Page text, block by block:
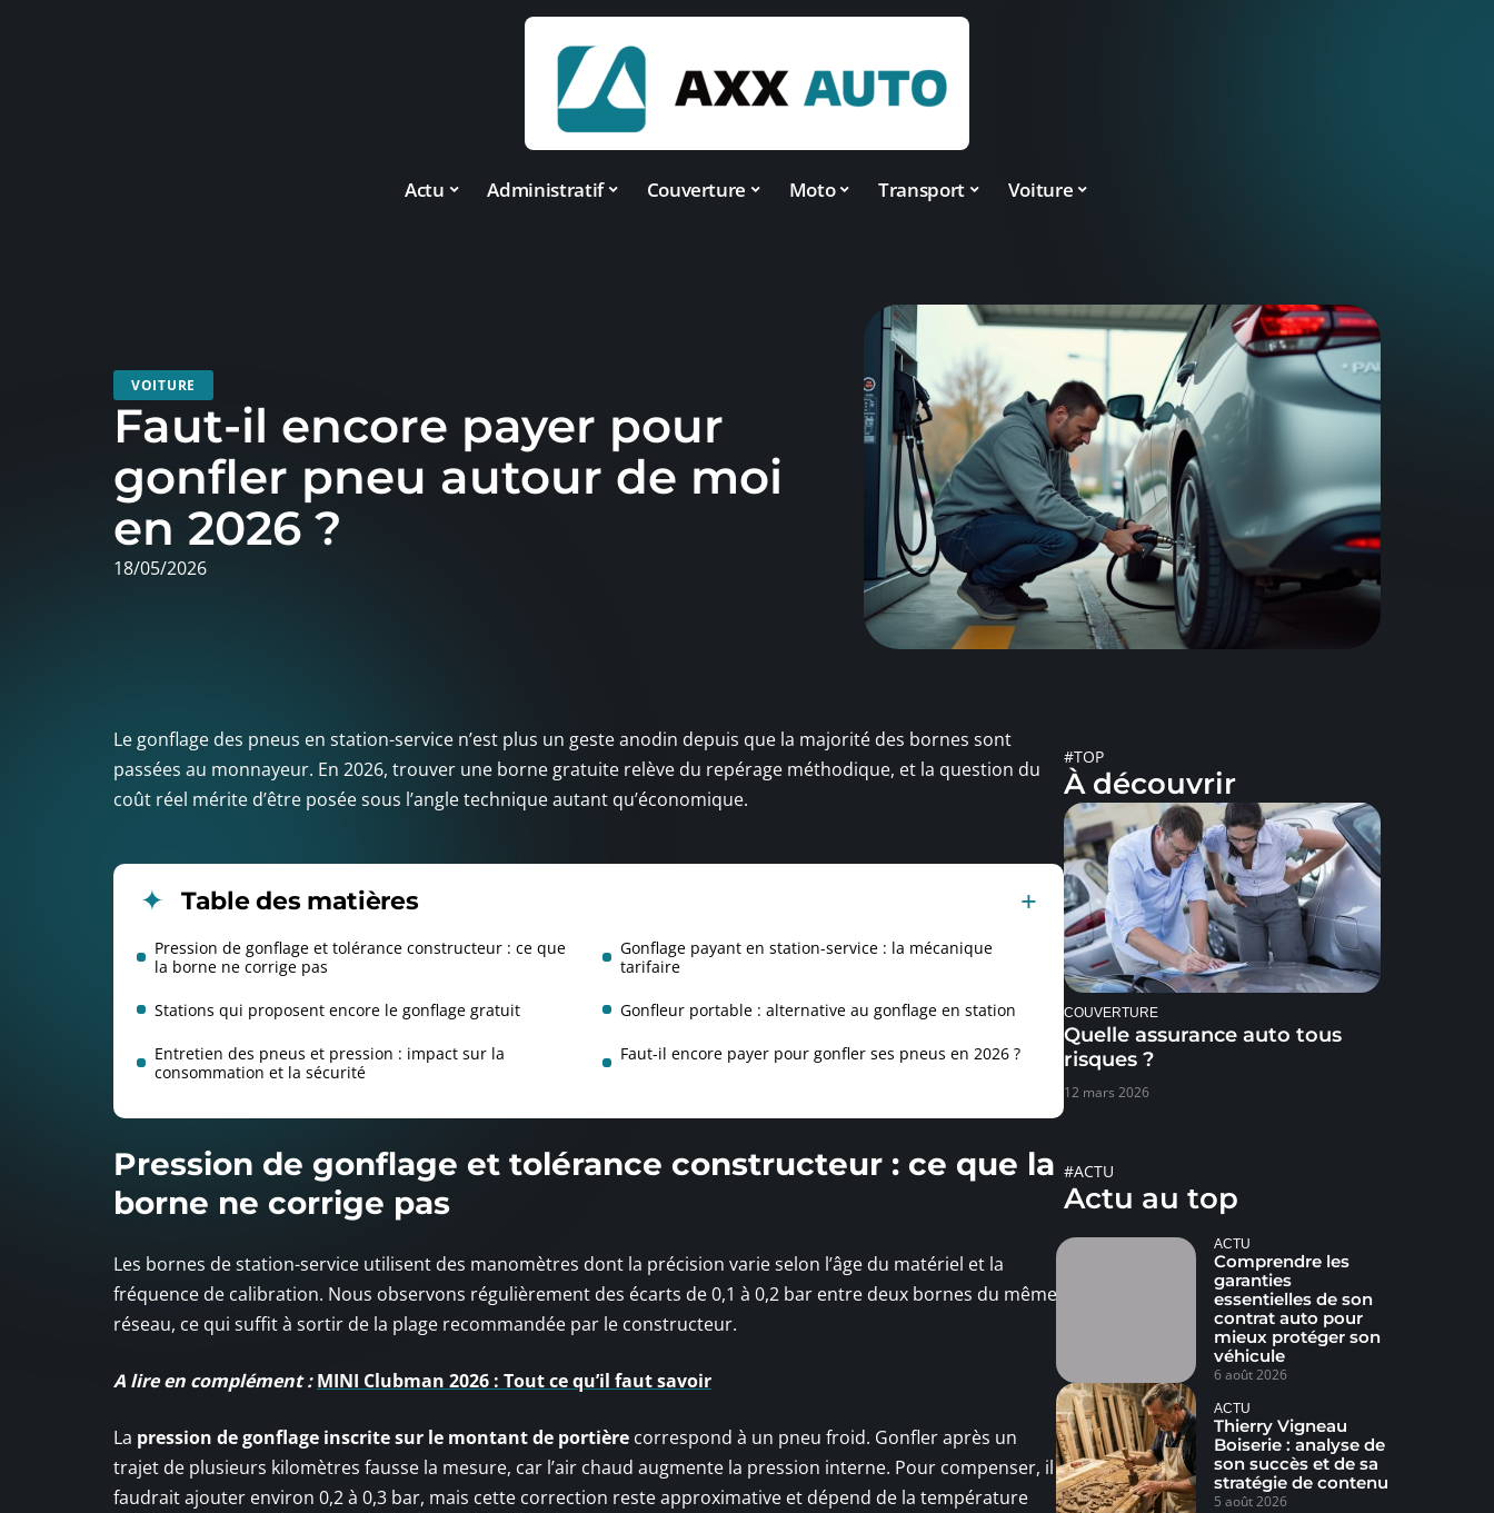
Actu Administratif Couverture Moto Transport Voiture
VOITURE
Faut-il encore payer pour
gonfler pneu autour de moi
en 2026 ?
18/05/2026
Le gonflage des pneus en station-service n’est plus un geste anodin depuis que la majorité des bornes sont
passées au monnayeur. En 2026, trouver une borne gratuite relève du repérage méthodique, et la question du
coût réel mérite d’être posée sous l’angle technique autant qu’économique.
Table des matières
Pression de gonflage et tolérance constructeur : ce que
la borne ne corrige pas
Gonflage payant en station-service : la mécanique
tarifaire
Stations qui proposent encore le gonflage gratuit Gonfleur portable : alternative au gonflage en station
Entretien des pneus et pression : impact sur la
consommation et la sécurité
Faut-il encore payer pour gonfler ses pneus en 2026 ?
Pression de gonflage et tolérance constructeur : ce que la
borne ne corrige pas
Les bornes de station-service utilisent des manomètres dont la précision varie selon l’âge du matériel et la
fréquence de calibration. Nous observons régulièrement des écarts de 0,1 à 0,2 bar entre deux bornes du même
réseau, ce qui suffit à sortir de la plage recommandée par le constructeur.
A lire en complément : MINI Clubman 2026 : Tout ce qu’il faut savoir
La pression de gonflage inscrite sur le montant de portière correspond à un pneu froid. Gonfler après un
trajet de plusieurs kilomètres fausse la mesure, car l’air chaud augmente la pression interne. Pour compenser, il
faudrait ajouter environ 0,2 à 0,3 bar, mais cette correction reste approximative et dépend de la température
#TOP
À découvrir
COUVERTURE
Quelle assurance auto tous
risques ?
12 mars 2026
#ACTU
Actu au top
ACTU
Comprendre les
garanties
essentielles de son
contrat auto pour
mieux protéger son
véhicule
6 août 2026
ACTU
Thierry Vigneau
Boiserie : analyse de
son succès et de sa
stratégie de contenu
5 août 2026